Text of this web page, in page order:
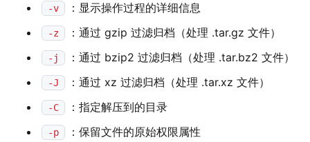
-v ：显示操作过程的详细信息
-z ：通过 gzip 过滤归档（处理 .tar.gz 文件）
-j ：通过 bzip2 过滤归档（处理 .tar.bz2 文件）
-J ：通过 xz 过滤归档（处理 .tar.xz 文件）
-C ：指定解压到的目录
-p ：保留文件的原始权限属性